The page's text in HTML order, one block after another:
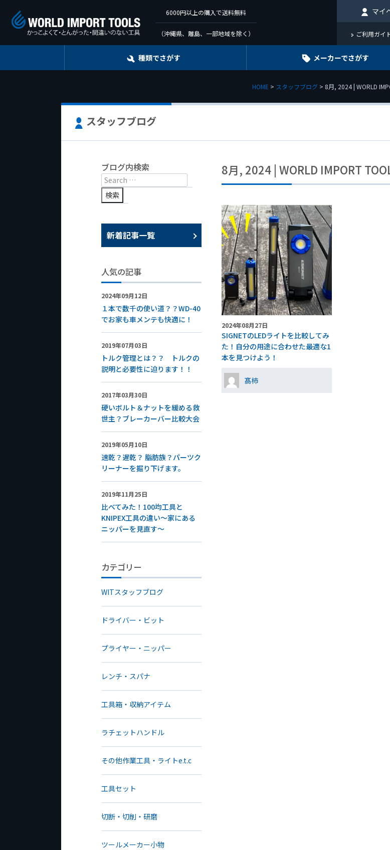
6000円以上の購入で送料無料
（沖縄県、離島、一部地域を除く）
マイ
ご利用ガイ
種類でさがす メーカーでさがす
HOME スタッフブログ 8月, 2024 | WORLD
スタッフブログ
8月, 2024 | WORLD IMPORT
2024年08月27日
SIGNETのLEDライトを比較してみ
た！自分の用途に合わせた最適な1
本を見つけよう！
髙柿
ブログ内検索
新着記事一覧
人気の記事
2024年09月12日
１本で数千の使い道？？WD-40
でお家も車メンテも快適に！
2019年07月03日
トルク管理とは？？ トルクの
説明と必要性に迫ります！！
2017年03月30日
硬いボルト＆ナットを緩める救
世主？ブレーカーバー比較大会
2019年05月10日
速乾？遅乾？ 脂肪族？パーツク
リーナーを掘り下げます。
2019年11月25日
比べてみた！100均工具と
KNIPEX工具の違い～家にある
ニッパーを見直す～
カテゴリー
WITスタッフブログ
ドライバー・ビット
プライヤー・ニッパー
レンチ・スパナ
工具箱・収納アイテム
ラチェットハンドル
その他作業工具・ライトe.t.c
工具セット
切断・切削・研磨
ツールメーカー小物